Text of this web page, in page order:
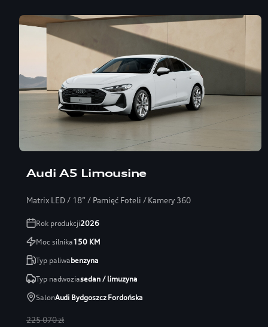
Audi A5 Limousine
Matrix LED / 18” / Pamięć Foteli / Kamery 360
Rok produkcji2026
Moc silnika150KM
Typ paliwabenzyna
Typ nadwoziasedan / limuzyna
SalonAudi Bydgoszcz Fordońska
225 070 zł